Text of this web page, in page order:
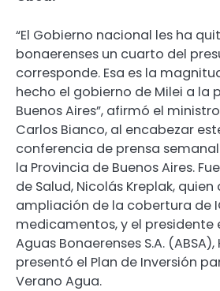
“El Gobierno nacional les ha
bonaerenses un cuarto del
corresponde. Esa es la
hecho el gobierno de Milei a la
Buenos Aires”, afirmó el
Carlos Bianco, al encabezar
conferencia de prensa
la Provincia de Buenos Aires.
de Salud, Nicolás Kreplak,
ampliación de la cobertura de
medicamentos, y el presidente
Aguas Bonaerenses S.A.
presentó el Plan de Inversión
Verano Agua.